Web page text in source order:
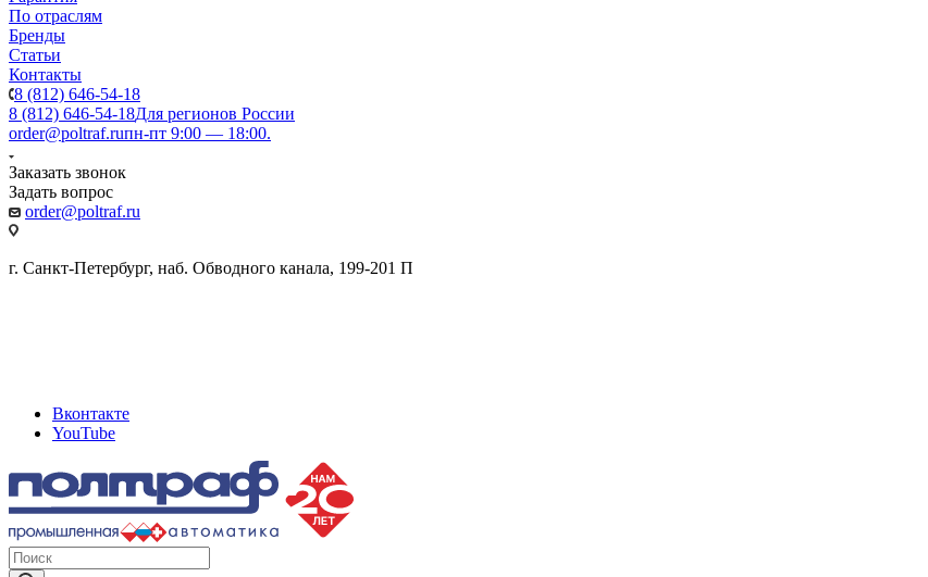
По отраслям
Бренды
Статьи
Контакты
8 (812) 646-54-18
8 (812) 646-54-18Для регионов России
order@poltraf.ruпн-пт 9:00 — 18:00.
Заказать звонок
Задать вопрос
order@poltraf.ru
г. Санкт-Петербург, наб. Обводного канала, 199-201 П
Вконтакте
YouTube